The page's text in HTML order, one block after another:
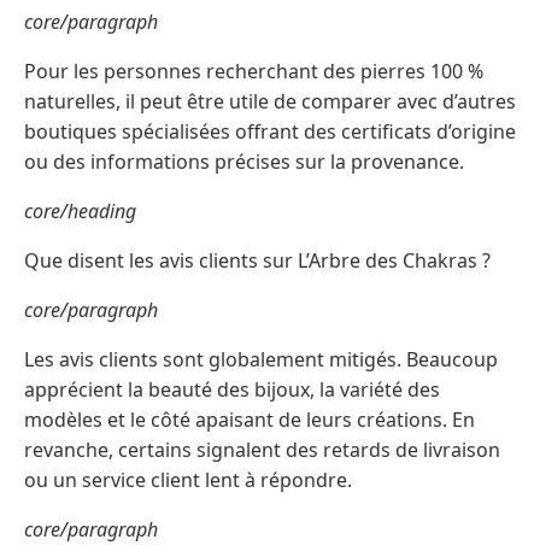
core/paragraph
Pour les personnes recherchant des pierres 100 %
naturelles, il peut être utile de comparer avec d’autres
boutiques spécialisées offrant des certificats d’origine
ou des informations précises sur la provenance.
core/heading
Que disent les avis clients sur L’Arbre des Chakras ?
core/paragraph
Les avis clients sont globalement mitigés. Beaucoup
apprécient la beauté des bijoux, la variété des
modèles et le côté apaisant de leurs créations. En
revanche, certains signalent des retards de livraison
ou un service client lent à répondre.
core/paragraph